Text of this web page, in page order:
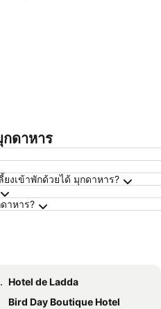
ดาหาร
งเข้าพักด้วยได้ มุกดาหาร?
าหาร?
Hotel de Ladda
Bird Day Boutique Hotel